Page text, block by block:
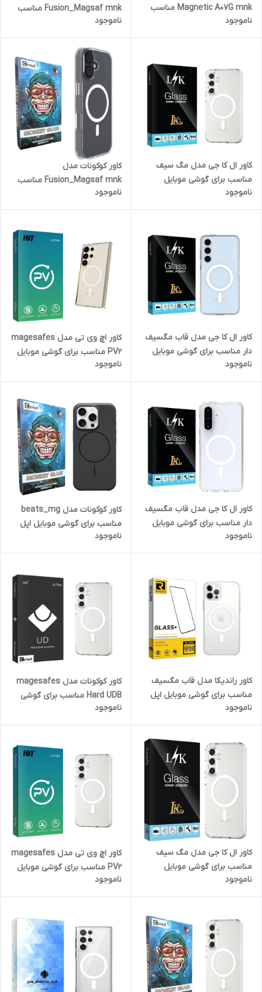
Magnetic A07G mnk مناسب
برای گوشی موبایل سامسونگ
Galaxy A07
ناموجود
Fusion_Magsaf mnk مناسب
Pro Max
ناموجود
کاور ال کا جی مدل مگ سیف
مناسب برای گوشی موبایل
سامسونگ GALAXY S24 FE
ناموجود
کاور کوکونات مدل
Fusion_Magsaf mnk مناسب
برای گوشی موبایل اپل iPhone 17
ناموجود
کاور ال کا جی مدل قاب مگسیف
دار مناسب برای گوشی موبایل
سامسونگ A26
ناموجود
کاور اچ وی تی مدل magesafes
PV2 مناسب برای گوشی موبایل
سامسونگ Galaxy S24 Ultra 5G
ناموجود
کاور ال کا جی مدل قاب مگسیف
دار مناسب برای گوشی موبایل
سامسونگ Galaxy A36 / A56
ناموجود
کاور کوکونات مدل beats_mg
مناسب برای گوشی موبایل اپل
iPhone 16 Pro Max
ناموجود
کاور راندیکا مدل قاب مگسیف
مناسب برای گوشی موبایل اپل
iPhone 12 Pro Max
ناموجود
کاور کوکونات مدل magesafes
Hard UDB مناسب برای گوشی
FE
ناموجود
کاور ال کا جی مدل مگ سیف
مناسب برای گوشی موبایل
سامسونگ GALAXY A36 / A56
ناموجود
کاور اچ وی تی مدل magesafes
PV2 مناسب برای گوشی موبایل
سامسونگ Galaxy S24 FE
ناموجود